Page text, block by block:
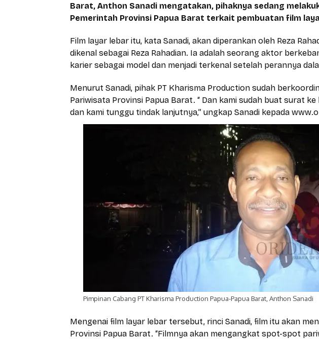
Barat, Anthon Sanadi mengatakan, pihaknya sedang
Pemerintah Provinsi Papua Barat terkait pembuatan film
Film layar lebar itu, kata Sanadi, akan diperankan oleh Reza
dikenal sebagai Reza Rahadian. Ia adalah seorang aktor
karier sebagai model dan menjadi terkenal setelah perannya
Menurut Sanadi, pihak PT Kharisma Production sudah
Pariwisata Provinsi Papua Barat. “ Dan kami sudah buat surat
dan kami tunggu tindak lanjutnya,” ungkap Sanadi kepada
Pimpinan Cabang PT Kharisma Production Papua-Papua Barat, Anthon Sanadi
Mengenai film layar lebar tersebut, rinci Sanadi, film itu akan
Provinsi Papua Barat. “Filmnya akan mengangkat spot-spot